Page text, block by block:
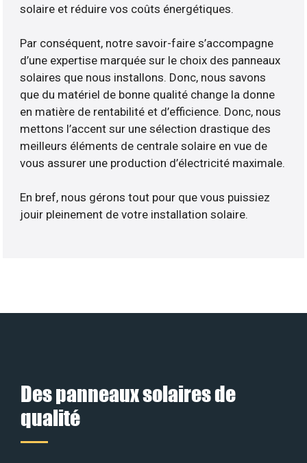
solaire et réduire vos coûts énergétiques.
Par conséquent, notre savoir-faire s’accompagne
d’une expertise marquée sur le choix des panneaux
solaires que nous installons. Donc, nous savons
que du matériel de bonne qualité change la donne
en matière de rentabilité et d’efficience. Donc, nous
mettons l’accent sur une sélection drastique des
meilleurs éléments de centrale solaire en vue de
vous assurer une production d’électricité maximale.
En bref, nous gérons tout pour que vous puissiez
jouir pleinement de votre installation solaire.
Des panneaux solaires de
qualité